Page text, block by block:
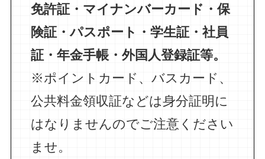
免許証・マイナンバーカード・保
険証・パスポート・学生証・社員
証・年金手帳・外国人登録証等。
※ポイントカード、バスカード、
公共料金領収証などは身分証明に
はなりませんのでご注意ください
ませ。